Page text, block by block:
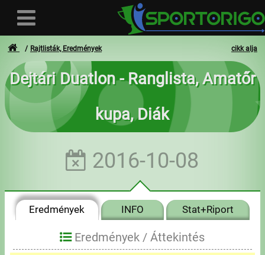
Felhasználó
Bejelentkezés
- - -
Számlák
Adatvédelem
cikk alja
Rajtlisták, Eredmények
Dejtári Duatlon - Ranglista, Amatőr
kupa, Diák
2016-10-08
Eredmények INFO Stat+Riport
Eredmények / Áttekintés